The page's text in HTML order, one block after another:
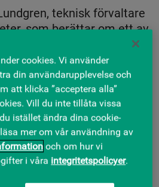
teknisk förvaltare
som berättar om ett av
44. Ett arbete som
innovation och ett nära
arbeta med fastighetsförvaltning i
Stockholm? På Skandia
att genomföra projekt som
och kräver fingertoppskänsla i
cookies. Vi använder
din användarupplevelse och
att klicka ”acceptera alla”
Vill du inte tillåta vissa
istället ändra dina cookie-
mer om vår användning av
och om hur vi
i våra integritetspolicyer.